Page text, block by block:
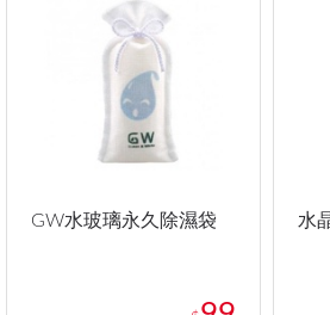
GW水玻璃永久除濕袋 水